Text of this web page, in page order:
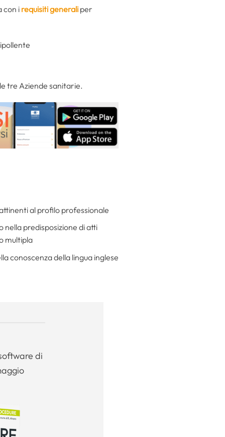
con i requisiti generali per
tre Aziende sanitarie.
al profilo professionale
nella predisposizione di atti
multipla
conoscenza della lingua inglese
di